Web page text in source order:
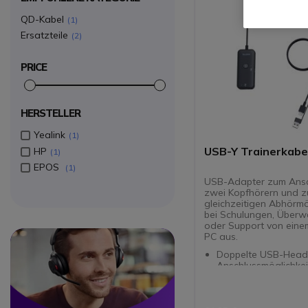
USB-Y
USB-Adapter zum
zwei Kopfhörern und
gleichzeitigen
bei Schulungen,
oder Support von
PC aus.
Doppelte USB-
QD-Kabel 1
Ersatzteile 2
PRICE
HERSTELLER
Yealink 1
HP 1
EPOS 1
Circle
Circle